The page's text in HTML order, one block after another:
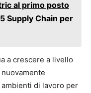
al primo posto
Supply Chain per
a crescere a livello
nuovamente
di lavoro per